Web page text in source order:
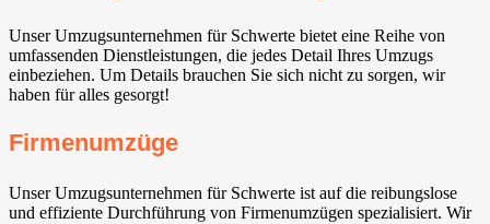
Unser Umzugsunternehmen für Schwerte bietet eine Reihe von
umfassenden Dienstleistungen, die jedes Detail Ihres Umzugs
einbeziehen. Um Details brauchen Sie sich nicht zu sorgen, wir
haben für alles gesorgt!
Firmenumzüge
Unser Umzugsunternehmen für Schwerte ist auf die reibungslose
und effiziente Durchführung von Firmenumzügen spezialisiert. Wir